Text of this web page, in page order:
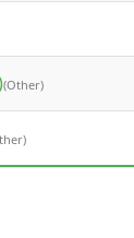
(Other)